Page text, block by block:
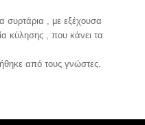
συρτάρια , με εξέχουσα
κύλησης , που κάνει τα
από τους γνώστες.